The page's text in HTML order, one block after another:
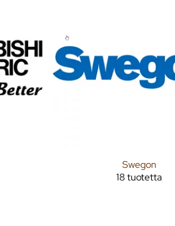
Swegon
18 tuotetta